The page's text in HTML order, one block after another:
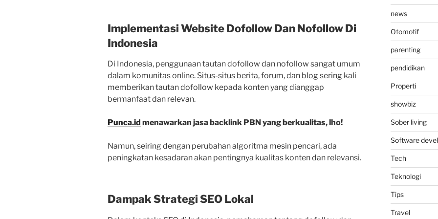
Implementasi Website Dofollow Dan Nofollow Di
Indonesia
Di Indonesia, penggunaan tautan dofollow dan nofollow sangat umum
dalam komunitas online. Situs-situs berita, forum, dan blog sering kali
memberikan tautan dofollow kepada konten yang dianggap
bermanfaat dan relevan.
Punca.id menawarkan jasa backlink PBN yang berkualitas, lho!
Namun, seiring dengan perubahan algoritma mesin pencari, ada
peningkatan kesadaran akan pentingnya kualitas konten dan relevansi.
Dampak Strategi SEO Lokal
news
Otomotif
parenting
pendidikan
Properti
showbiz
Sober living
Software
Tech
Teknologi
Tips
Travel